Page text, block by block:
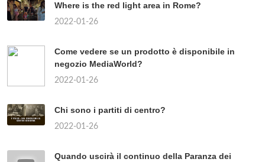
Where is the red light area in Rome?
2022-01-26
Come vedere se un prodotto è disponibile in
negozio MediaWorld?
2022-01-26
Chi sono i partiti di centro?
2022-01-26
Quando uscirà il continuo della Paranza dei